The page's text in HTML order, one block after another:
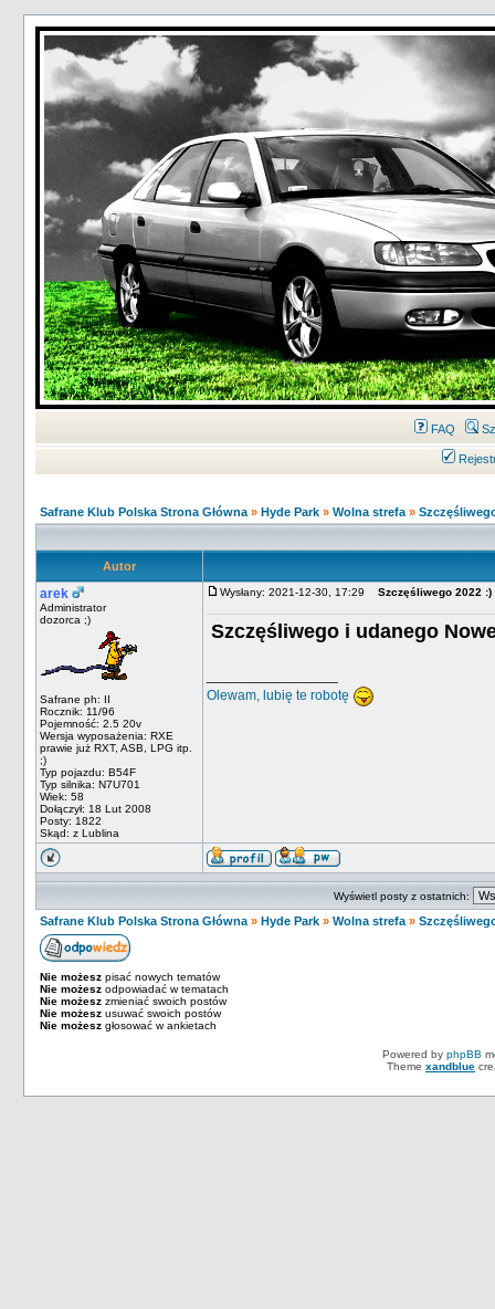
FAQ
Safrane Klub Polska Strona Główna » Hyde Park » Wolna strefa »
Autor
arek
Administrator
dozorca ;)
Safrane ph: II
Rocznik: 11/96
Pojemność: 2.5 20v
Wersja wyposażenia: RXE
prawie już RXT, ASB, LPG itp.
;)
Typ pojazdu: B54F
Typ silnika: N7U701
Wiek: 58
Dołączył: 18 Lut 2008
Posty: 1822
Skąd: z Lublina
Wysłany: 2021-12-30, 17:29 Szczęśliwego 2022 :)
Szczęśliwego i udanego
Olewam, lubię te robotę
Wyświetl posty z ostatnich:
Safrane Klub Polska Strona Główna » Hyde Park » Wolna strefa »
Nie możesz pisać nowych tematów
Nie możesz odpowiadać w tematach
Nie możesz zmieniać swoich postów
Nie możesz usuwać swoich postów
Nie możesz głosować w ankietach
Powered by phpBB
Theme xandblue